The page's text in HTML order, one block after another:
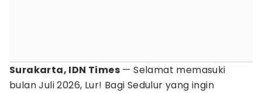
Surakarta, IDN Times — Selamat memasuki
bulan Juli 2026, Lur! Bagi Sedulur yang ingin